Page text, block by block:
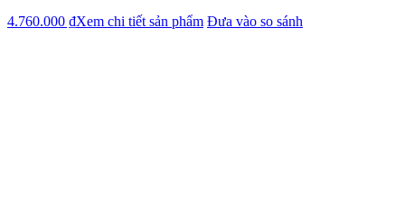
4.760.000 ₫Xem chi tiết sản phẩm Đưa vào so sánh